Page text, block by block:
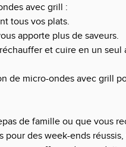
avec grill :
tous vos plats.
apporte plus de saveurs.
et cuire en un seul
de micro-ondes avec grill
de famille ou que vous
pour des week-ends